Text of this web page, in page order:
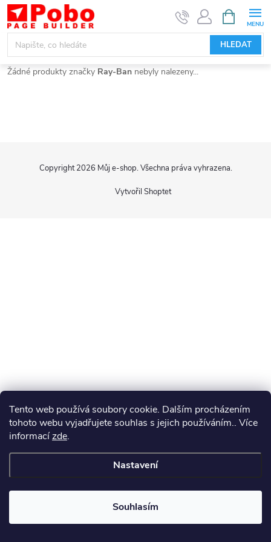
Tento web používá soubory cookie. Dalším procházením
tohoto webu vyjadřujete souhlas s jejich používáním.. Více
informacízde.
Nastavení
Souhlasím
Přejít
na
obsah
HLEDAT
NÁKUPNÍ
KOŠÍK
Žádné produkty značky Ray-Ban nebyly nalezeny...
Vytvořil Shoptet
Copyright 2026 Můj e-shop. Všechna práva vyhrazena.